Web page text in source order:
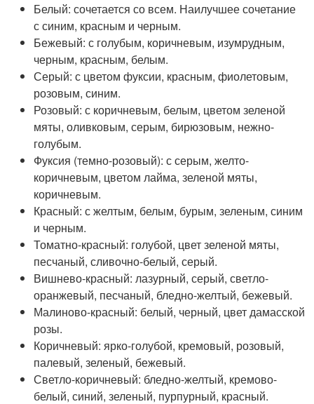
Белый: сочетается со всем. Наилучшее сочетание
с синим, красным и черным.
Бежевый: с голубым, коричневым, изумрудным,
черным, красным, белым.
Серый: с цветом фуксии, красным, фиолетовым,
розовым, синим.
Розовый: с коричневым, белым, цветом зеленой
мяты, оливковым, серым, бирюзовым, нежно-
голубым.
Фуксия (темно-розовый): с серым, желто-
коричневым, цветом лайма, зеленой мяты,
коричневым.
Красный: с желтым, белым, бурым, зеленым, синим
и черным.
Томатно-красный: голубой, цвет зеленой мяты,
песчаный, сливочно-белый, серый.
Вишнево-красный: лазурный, серый, светло-
оранжевый, песчаный, бледно-желтый, бежевый.
Малиново-красный: белый, черный, цвет дамасской
розы.
Коричневый: ярко-голубой, кремовый, розовый,
палевый, зеленый, бежевый.
Светло-коричневый: бледно-желтый, кремово-
белый, синий, зеленый, пурпурный, красный.